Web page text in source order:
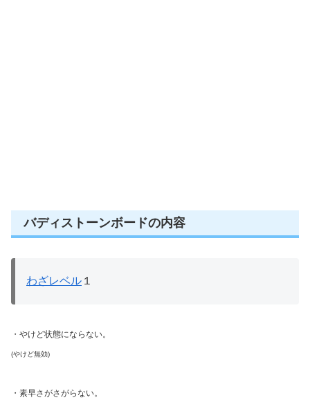
バディストーンボードの内容
わざレベル １
・やけど状態にならない。
(やけど無効)
・素早さがさがらない。